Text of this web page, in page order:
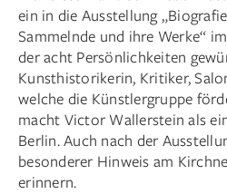
ein in die Ausstellung
Sammelnde und ihre Werke“
der acht Persönlichkeiten
Kunsthistorikerin, Kritiker,
welche die Künstlergruppe
macht Victor Wallerstein als
Berlin. Auch nach der
besonderer Hinweis am
erinnern.